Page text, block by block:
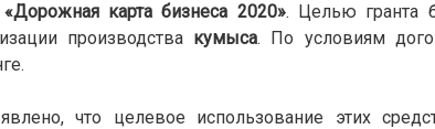
«Дорожная карта бизнеса 2020». Целью гранта
производства кумыса. По условиям
что целевое использование этих